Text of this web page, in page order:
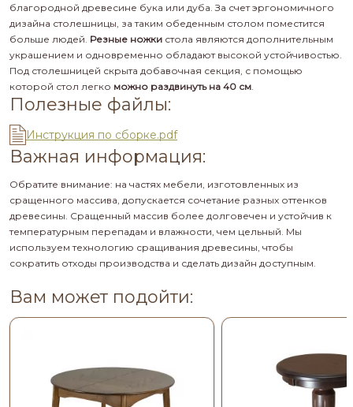
благородной древесине бука или дуба. За счет эргономичного
дизайна столешницы, за таким обеденным столом поместится
больше людей. Резные ножки стола являются дополнительным
украшением и одновременно обладают высокой устойчивостью.
Под столешницей скрыта добавочная секция, с помощью
которой стол легко можно раздвинуть на 40 см
Полезные файлы:
Инструкция по сборке.pdf
Важная информация:
Обратите внимание: на частях мебели, изготовленных из
сращенного массива, допускается сочетание разных оттенков
древесины. Сращенный массив более долговечен и устойчив к
температурным перепадам и влажности, чем цельный. Мы
используем технологию сращивания древесины, чтобы
сократить отходы производства и сделать дизайн доступным.
Вам может подойти: